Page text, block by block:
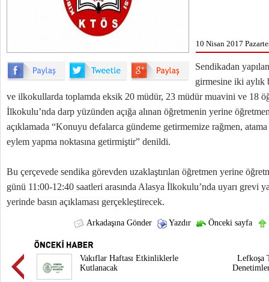
10 Nisan 2017
Sendikadan
girmesine iki aylık
ve ilkokullarda toplamda eksik 20 müdür, 23 müdür muavini ve 18
İlkokulu’nda darp yüzünden açığa alınan öğretmenin yerine
açıklamada “Konuyu defalarca gündeme getirmemize rağmen,
eylem yapma noktasına getirmiştir” denildi.
Bu çerçevede sendika görevden uzaklaştırılan öğretmen yerine
günü 11:00-12:40 saatleri arasında Alasya İlkokulu’nda uyarı grevi
yerinde basın açıklaması gerçekleştirecek.
Arkadaşına Gönder Yazdır Önceki sayfa
Vakıflar Haftası Etkinliklerle
Kutlanacak
Lefkoşa